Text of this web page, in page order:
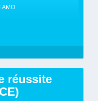
التغطية الصحية AMO
réussite